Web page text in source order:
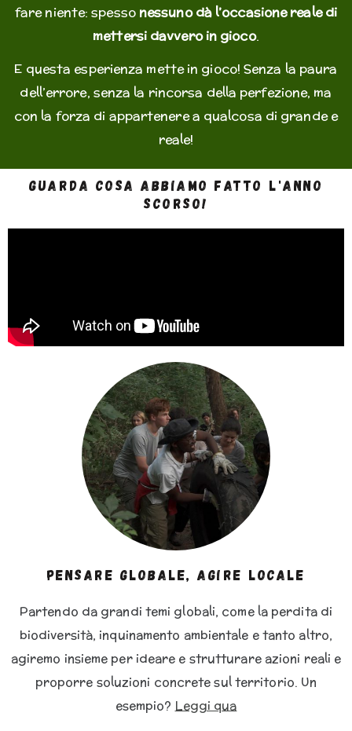
fare niente: spesso nessuno dà l’occasione reale di
mettersi davvero in gioco.
E questa esperienza mette in gioco! Senza la paura
dell’errore, senza la rincorsa della perfezione, ma
con la forza di appartenere a qualcosa di grande e
reale!
Guarda cosa abbiamo fatto l'anno
scorso!
pensare globale, agire locale
Partendo da grandi temi globali, come la perdita di
biodiversità, inquinamento ambientale e tanto altro,
agiremo insieme per ideare e strutturare azioni reali e
proporre soluzioni concrete sul territorio. Un
esempio? Leggi qua